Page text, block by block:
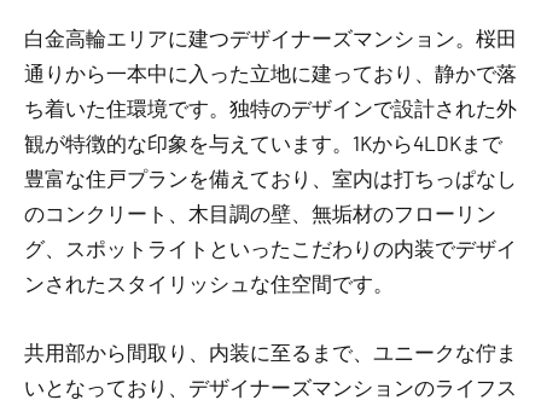
白金高輪エリアに建つデザイナーズマンション。桜田
通りから一本中に入った立地に建っており、静かで落
ち着いた住環境です。独特のデザインで設計された外
観が特徴的な印象を与えています。1Kから4LDKまで
豊富な住戸プランを備えており、室内は打ちっぱなし
のコンクリート、木目調の壁、無垢材のフローリン
グ、スポットライトといったこだわりの内装でデザイ
ンされたスタイリッシュな住空間です。
共用部から間取り、内装に至るまで、ユニークな佇ま
いとなっており、デザイナーズマンションのライフス